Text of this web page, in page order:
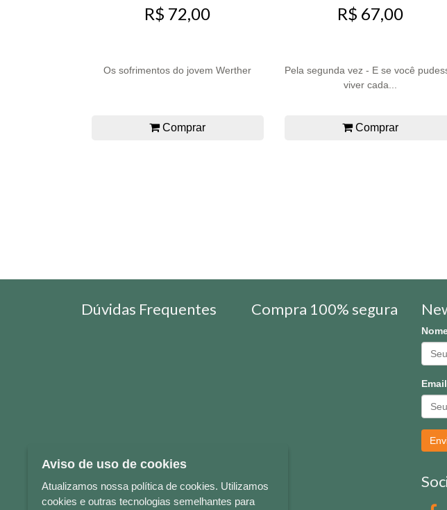
R$ 72,00
Os sofrimentos do jovem Werther
Comprar
R$ 67,00
Pela segunda vez - E se você
viver cada...
Comprar
Dúvidas Frequentes Compra 100% segura
Aviso de uso de cookies
Atualizamos nossa política de cookies. Utilizamos
cookies e outras tecnologias semelhantes para